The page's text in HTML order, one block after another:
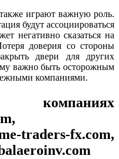
играют важную роль.
будут ассоциироваться
негативно сказаться на
доверия со стороны
двери для других
важно быть осторожным
компаниями.
traders-fx.com,